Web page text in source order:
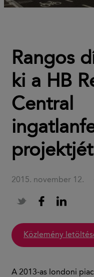
Rangos
ki a HB
Central
projektjét
2015. november 12.
közlemény
A 2013-as londoni